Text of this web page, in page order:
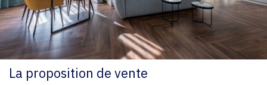
La proposition de vente